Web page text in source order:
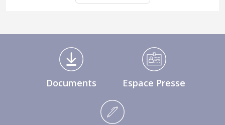
Médiathèque Footer
Documents Espace Presse